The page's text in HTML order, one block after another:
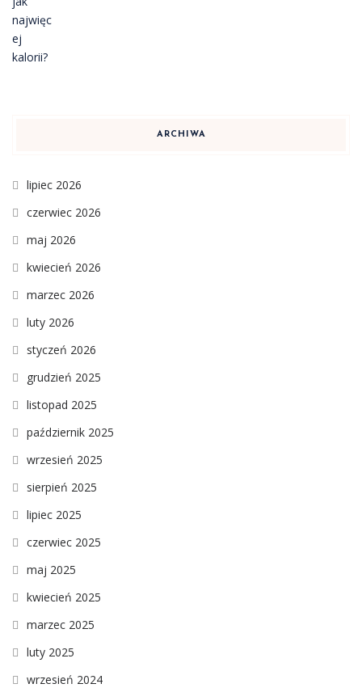
ARCHIWA
lipiec 2026
czerwiec 2026
maj 2026
kwiecień 2026
marzec 2026
luty 2026
styczeń 2026
grudzień 2025
listopad 2025
październik 2025
wrzesień 2025
sierpień 2025
lipiec 2025
czerwiec 2025
maj 2025
kwiecień 2025
marzec 2025
luty 2025
wrzesień 2024